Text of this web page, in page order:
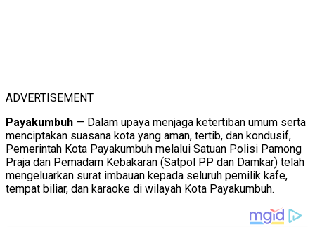
ADVERTISEMENT
Payakumbuh — Dalam upaya menjaga ketertiban umum serta
menciptakan suasana kota yang aman, tertib, dan kondusif,
Pemerintah Kota Payakumbuh melalui Satuan Polisi Pamong
Praja dan Pemadam Kebakaran (Satpol PP dan Damkar) telah
mengeluarkan surat imbauan kepada seluruh pemilik kafe,
tempat biliar, dan karaoke di wilayah Kota Payakumbuh.